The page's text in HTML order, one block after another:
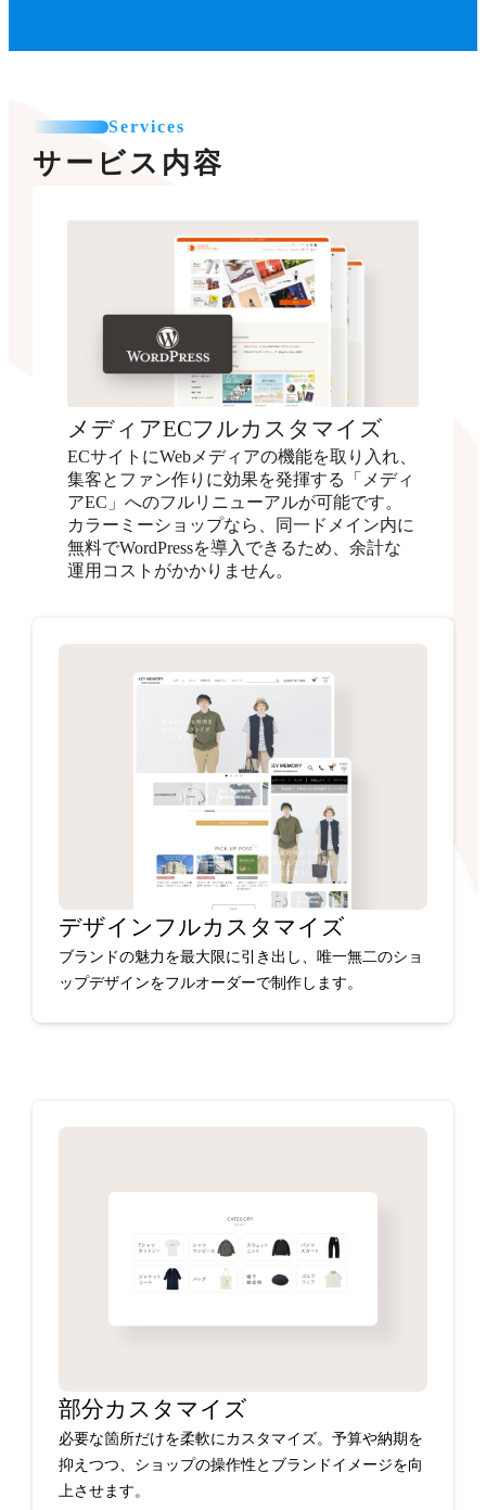
Services
サービス内容
メディアECフルカスタマイズ
ECサイトにWebメディアの機能を取り入れ、
集客とファン作りに効果を発揮する「メディ
アEC」へのフルリニューアルが可能です。
カラーミーショップなら、同一ドメイン内に
無料でWordPressを導入できるため、余計な
運用コストがかかりません。
デザインフルカスタマイズ
ブランドの魅力を最大限に引き出し、唯一無二のショ
ップデザインをフルオーダーで制作します。
部分カスタマイズ
必要な箇所だけを柔軟にカスタマイズ。予算や納期を
抑えつつ、ショップの操作性とブランドイメージを向
上させます。